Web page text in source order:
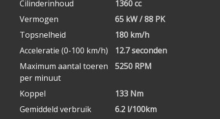
Cilinderinhoud
1360 cc
Vermogen
65 kW / 88 PK
Topsnelheid
180 km/h
Acceleratie (0-100 km/h)
12.7 seconden
Maximum aantal toeren
per minuut
5250 RPM
Koppel
133 Nm
Gemiddeld verbruik
6.2 l/100km